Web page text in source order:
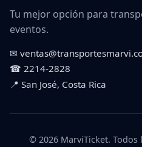
Tu mejor opción para
eventos.
✉
☎ 2214-2828
📍 San José, Costa Rica
© 2026 MarviTicket. Todos